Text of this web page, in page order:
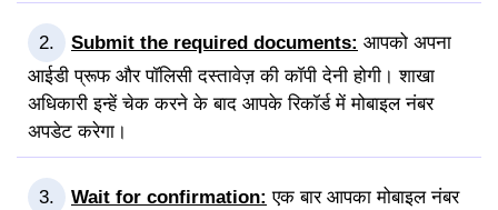
Submit the required documents: आपको अपना
आईडी प्रूफ और पॉलिसी दस्तावेज़ की कॉपी देनी होगी। शाखा
अधिकारी इन्हें चेक करने के बाद आपके रिकॉर्ड में मोबाइल नंबर
अपडेट करेगा।
Wait for confirmation: एक बार आपका मोबाइल नंबर